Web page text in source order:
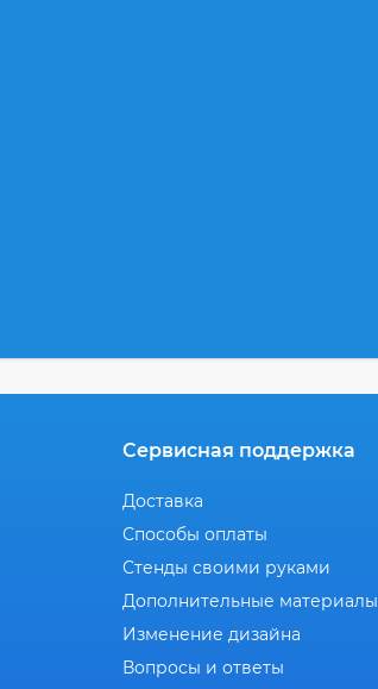
Сервисная поддержка
Доставка
Способы оплаты
Стенды своими руками
Дополнительные материалы
Изменение дизайна
Вопросы и ответы